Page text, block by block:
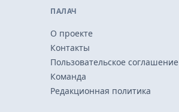
ПАЛАЧ
О проекте
Контакты
Пользовательское соглашение
Команда
Редакционная политика